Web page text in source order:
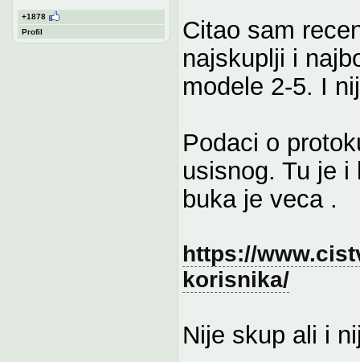
+1878
Profil
Citao sam
najskuplji i
modele 2-5. I
Podaci o
usisnog. Tu je
buka je veca .
https://
korisnika/
Nije skup ali i